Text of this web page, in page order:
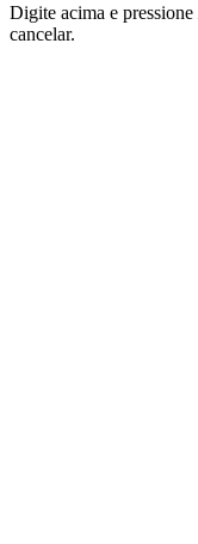
Digite acima e pressione
cancelar.